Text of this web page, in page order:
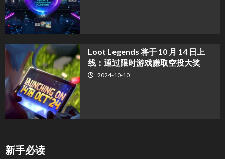
Loot Legends 将于 10 月 14 日上
线：通过限时游戏赚取空投大奖
2024-10-10
新手必读